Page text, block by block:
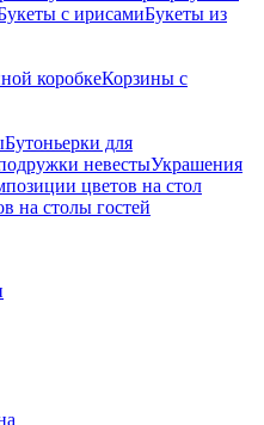
с ирисамиБукеты из
коробкеКорзины с
Бутоньерки для
невестыУкрашения
цветов на стол
на столы гостей